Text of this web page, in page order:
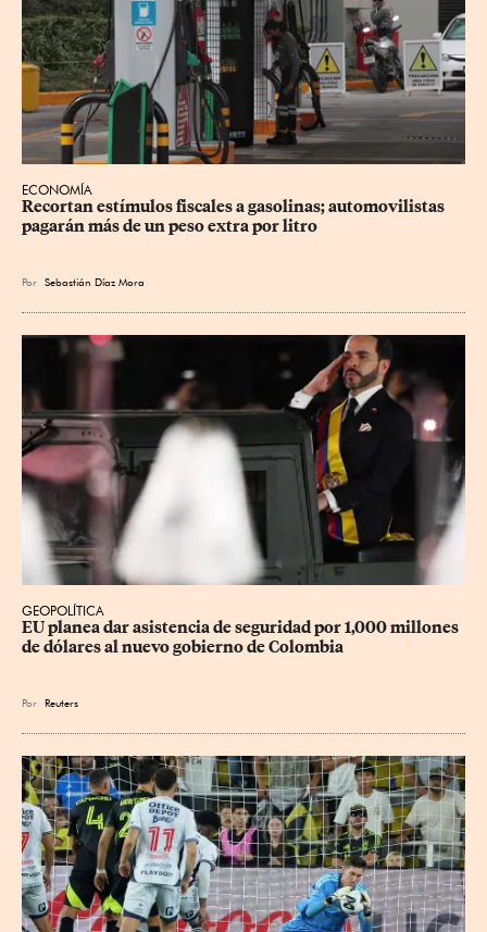
ECONOMÍA
Recortan estímulos fiscales a gasolinas; automovilistas
pagarán más de un peso extra por litro
Por Sebastián Díaz Mora
GEOPOLÍTICA
EU planea dar asistencia de seguridad por 1,000 millones
de dólares al nuevo gobierno de Colombia
Por Reuters